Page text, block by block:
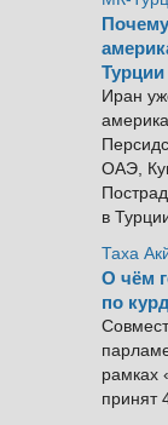
Турции
Иран
ОАЭ,
в
Таха
О чём
по
рамках
принят